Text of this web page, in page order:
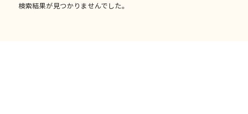
検索結果が見つかりませんでした。